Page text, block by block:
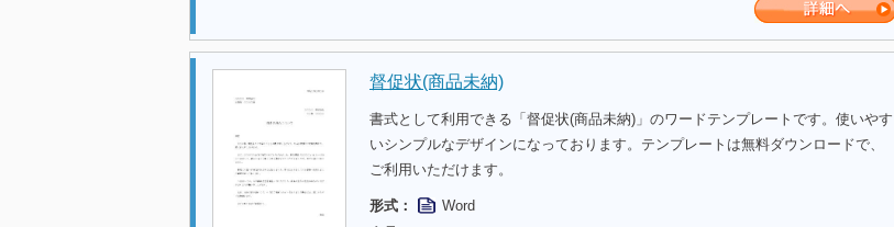
督促状(商品未納)
書式として利用できる「督促状(商品未納)」のワードテンプレートです。使いやす
いシンプルなデザインになっております。テンプレートは無料ダウンロードで、
ご利用いただけます。
形式：
Word